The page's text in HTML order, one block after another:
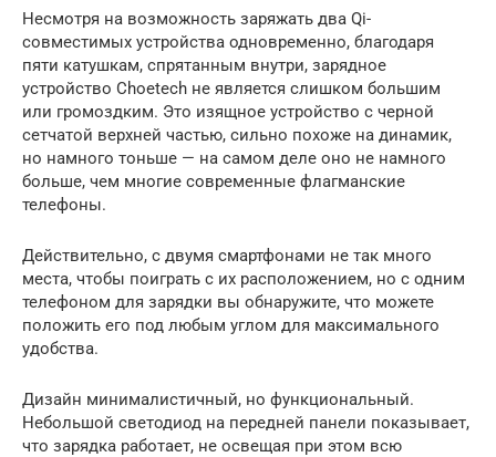
Несмотря на возможность заряжать два Qi-
совместимых устройства одновременно, благодаря
пяти катушкам, спрятанным внутри, зарядное
устройство Choetech не является слишком большим
или громоздким. Это изящное устройство с черной
сетчатой ​​верхней частью, сильно похоже на динамик,
но намного тоньше — на самом деле оно не намного
больше, чем многие современные флагманские
телефоны.
Действительно, с двумя смартфонами не так много
места, чтобы поиграть с их расположением, но с одним
телефоном для зарядки вы обнаружите, что можете
положить его под любым углом для максимального
удобства.
Дизайн минималистичный, но функциональный.
Небольшой светодиод на передней панели показывает,
что зарядка работает, не освещая при этом всю